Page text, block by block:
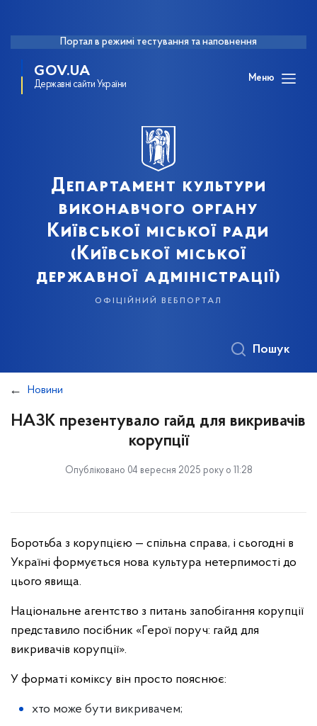
Портал в режимі тестування та наповнення
GOV.UA
Державні сайти України
Меню
Департамент культури
виконавчого органу
Київської міської ради
(Київської міської
державної адміністрації)
офіційний вебпортал
Пошук
Новини
НАЗК презентувало гайд для викривачів
корупції
Опубліковано 04 вересня 2025 року о 11:28
Боротьба з корупцією — спільна справа, і сьогодні в
Україні формується нова культура нетерпимості до
цього явища.
Національне агентство з питань запобігання корупції
представило посібник «Герої поруч: гайд для
викривачів корупції».
У форматі коміксу він просто пояснює:
хто може бути викривачем;